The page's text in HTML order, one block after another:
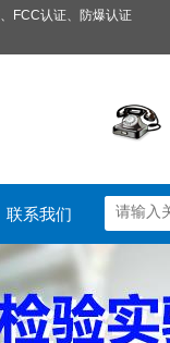
FCC认证、防爆认证
联系我们